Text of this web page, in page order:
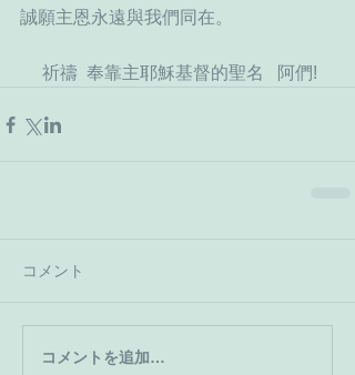
誠願主恩永遠與我們同在。
     祈禱  奉靠主耶穌基督的聖名   阿們!
コメント
コメントを追加…